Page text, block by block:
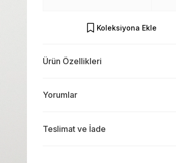
Koleksiyona Ekle
Ürün Özellikleri
Yorumlar
Ürün
Teslimat ve İade